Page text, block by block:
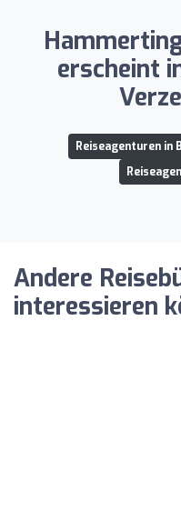
erscheint
Reiseagenturen in
Andere
interessieren